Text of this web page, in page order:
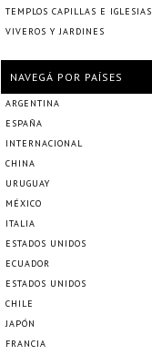
TEMPLOS CAPILLAS E IGLESIAS
VIVEROS Y JARDINES
NAVEGÁ POR PAÍSES
ARGENTINA
ESPAÑA
INTERNACIONAL
CHINA
URUGUAY
MÉXICO
ITALIA
ESTADOS UNIDOS
ECUADOR
ESTADOS UNIDOS
CHILE
JAPÓN
FRANCIA